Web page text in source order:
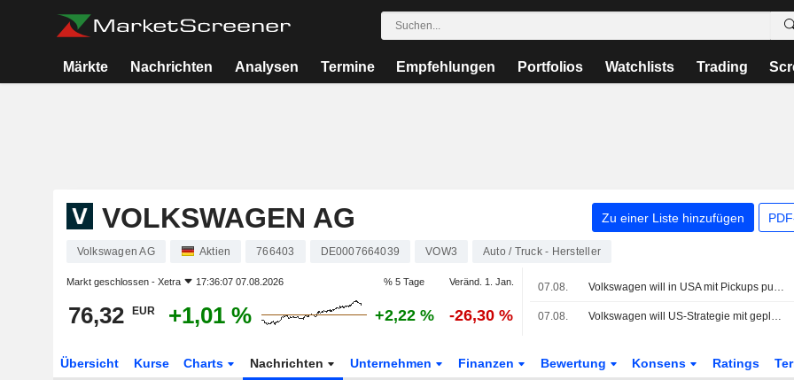
Märkte Nachrichten Analysen Termine Empfehlungen Portfolios Watchlists Trading
VOLKSWAGEN AG Zu einer Liste hinzufügen
Volkswagen AG Aktien 766403 DE0007664039 VOW3 Auto / Truck - Hersteller
Markt geschlossen - Xetra 17:36:07 07.08.2026 % 5 Tage Veränd. 1. Jan.
76,32 EUR +1,01 % +2,22 % -26,30 %
07.08. Volkswagen will in USA mit Pickups punkten - Audi-Vertriebschef wechselt in USA
07.08. Volkswagen will US-Strategie mit geplantem Pick-up-Truck grundlegend überarbeiten, sagt Quelle
Übersicht Kurse Charts Nachrichten Unternehmen Finanzen Bewertung Konsens Ratings